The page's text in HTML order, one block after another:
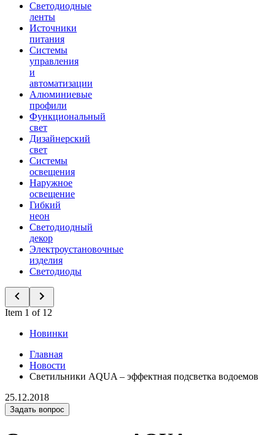
Светодиодные
ленты
Источники
питания
Системы
управления
и
автоматизации
Алюминиевые
профили
Функциональный
свет
Дизайнерский
свет
Системы
освещения
Наружное
освещение
Гибкий
неон
Светодиодный
декор
Электроустановочные
изделия
Светодиоды
Item 1 of 12
Новинки
Главная
Новости
Светильники AQUA – эффектная подсветка водоемов
25.12.2018
Задать вопрос